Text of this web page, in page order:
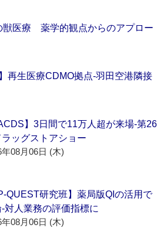
獣医療 薬学的観点からのアプロー
再生医療CDMO拠点‐羽田空港隣接
】3日間で11万人超が来場‐第26
ラッグストアショー
年08月06日 (木)
QUEST研究班】薬局版QIの活用で
対人業務の評価指標に
年08月06日 (木)